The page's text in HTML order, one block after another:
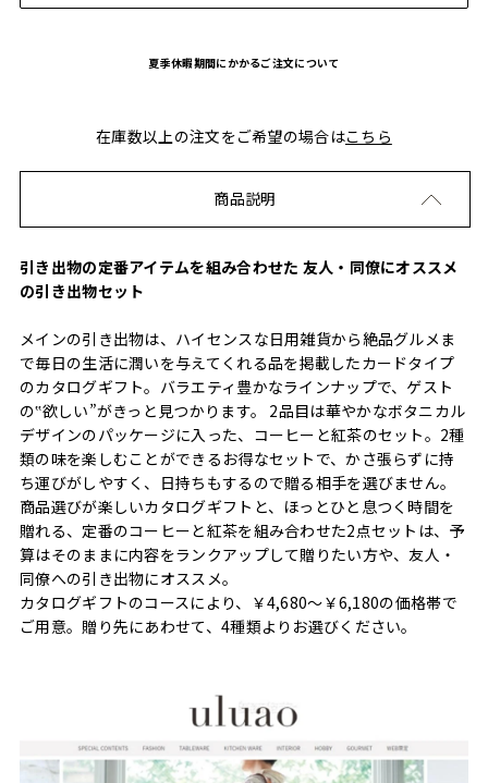
夏季休暇期間にかかるご注文について
在庫数以上の注文をご希望の場合はこちら
商品説明
引き出物の定番アイテムを組み合わせた 友人・同僚にオススメ
の引き出物セット
メインの引き出物は、ハイセンスな日用雑貨から絶品グルメま
で毎日の生活に潤いを与えてくれる品を掲載したカードタイプ
のカタログギフト。バラエティ豊かなラインナップで、ゲスト
の‟欲しい”がきっと見つかります。 2品目は華やかなボタニカル
デザインのパッケージに入った、コーヒーと紅茶のセット。2種
類の味を楽しむことができるお得なセットで、かさ張らずに持
ち運びがしやすく、日持ちもするので贈る相手を選びません。
商品選びが楽しいカタログギフトと、ほっとひと息つく時間を
贈れる、定番のコーヒーと紅茶を組み合わせた2点セットは、予
算はそのままに内容をランクアップして贈りたい方や、友人・
同僚への引き出物にオススメ。
カタログギフトのコースにより、￥4,680～￥6,180の価格帯で
ご用意。贈り先にあわせて、4種類よりお選びください。